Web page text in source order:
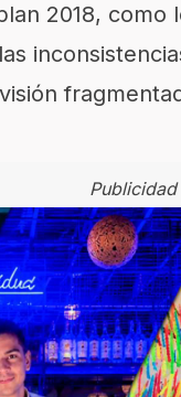
2018,
Publicidad